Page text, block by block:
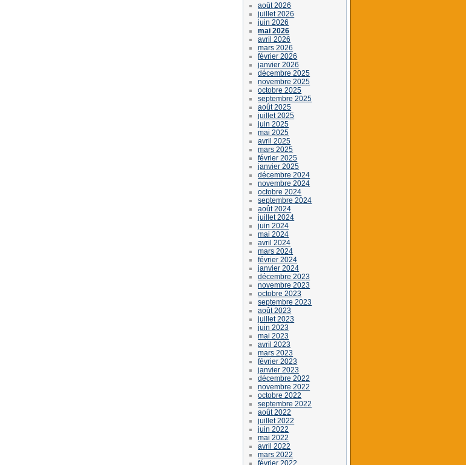
août 2026
juillet 2026
juin 2026
mai 2026
avril 2026
mars 2026
février 2026
janvier 2026
décembre 2025
novembre 2025
octobre 2025
septembre 2025
août 2025
juillet 2025
juin 2025
mai 2025
avril 2025
mars 2025
février 2025
janvier 2025
décembre 2024
novembre 2024
octobre 2024
septembre 2024
août 2024
juillet 2024
juin 2024
mai 2024
avril 2024
mars 2024
février 2024
janvier 2024
décembre 2023
novembre 2023
octobre 2023
septembre 2023
août 2023
juillet 2023
juin 2023
mai 2023
avril 2023
mars 2023
février 2023
janvier 2023
décembre 2022
novembre 2022
octobre 2022
septembre 2022
août 2022
juillet 2022
juin 2022
mai 2022
avril 2022
mars 2022
février 2022